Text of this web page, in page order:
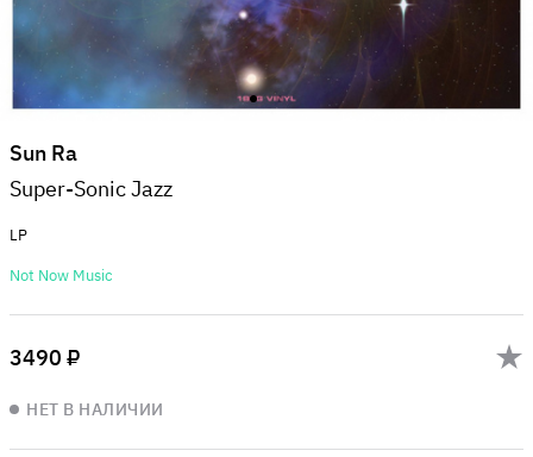
Sun Ra
Super-Sonic Jazz
LP
Not Now Music
3490 ₽
НЕТ В НАЛИЧИИ